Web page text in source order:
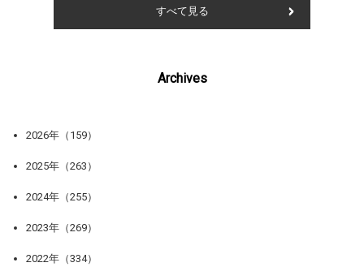
すべて見る
Archives
2026年（159）
2025年（263）
2024年（255）
2023年（269）
2022年（334）